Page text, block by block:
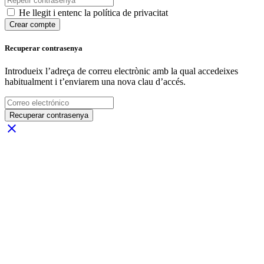
He llegit i entenc la política de privacitat
Crear compte
Recuperar contrasenya
Introdueix l’adreça de correu electrònic amb la qual accedeixes
habitualment i t’enviarem una nova clau d’accés.
Recuperar contrasenya
close